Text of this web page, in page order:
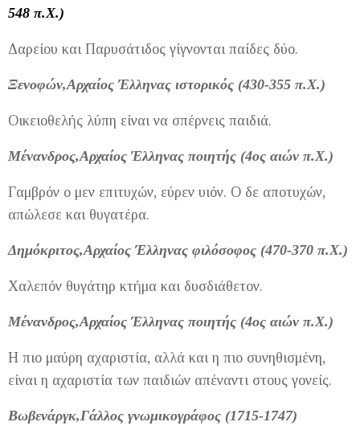
548 π.Χ.)
Δαρείου και Παρυσάτιδος γίγνονται παίδες δύο.
Ξενοφών,Αρχαίος Έλληνας ιστορικός (430-355 π.Χ.)
Οικειοθελής λύπη είναι να σπέρνεις παιδιά.
Μένανδρος,Αρχαίος Έλληνας ποιητής (4ος αιών π.Χ.)
Γαμβρόν ο μεν επιτυχών, εύρεν υιόν. Ο δε αποτυχών,
απώλεσε και θυγατέρα.
Δημόκριτος,Αρχαίος Έλληνας φιλόσοφος (470-370 π.Χ.)
Χαλεπόν θυγάτηρ κτήμα και δυσδιάθετον.
Μένανδρος,Αρχαίος Έλληνας ποιητής (4ος αιών π.Χ.)
Η πιο μαύρη αχαριστία, αλλά και η πιο συνηθισμένη,
είναι η αχαριστία των παιδιών απέναντι στους γονείς.
Βωβενάργκ,Γάλλος γνωμικογράφος (1715-1747)